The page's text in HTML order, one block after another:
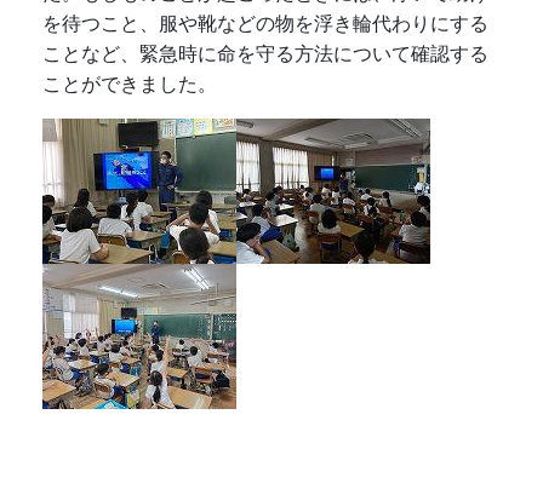
を待つこと、服や靴などの物を浮き輪代わりにする
ことなど、緊急時に命を守る方法について確認する
ことができました。